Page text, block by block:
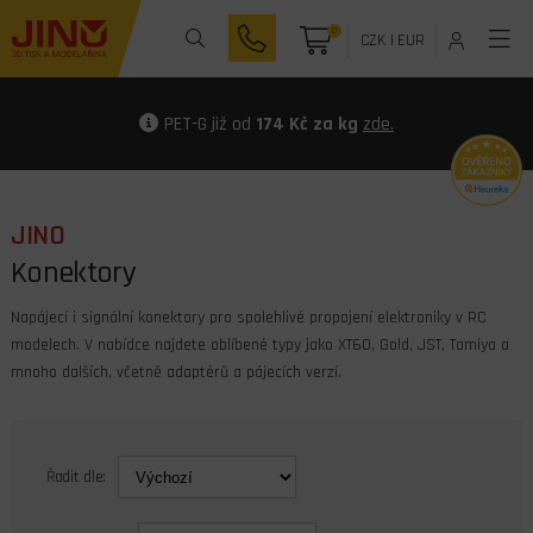
0 CZK| EUR
PET-G již od 174 Kč za kg zde.
JINO
Konektory
Napájecí i signální konektory pro spolehlivé propojení elektroniky v RC
modelech. V nabídce najdete oblíbené typy jako XT60, Gold, JST, Tamiya a
mnoho dalších, včetně adaptérů a pájecích verzí.
Řadit dle: